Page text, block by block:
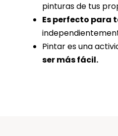
pinturas de tus
Es perfecto para
Pintar es una
ser más fácil.